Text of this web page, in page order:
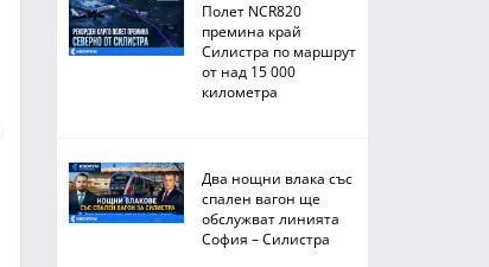
Полет NCR820
премина край
Силистра по маршрут
от над 15 000
километра
Два нощни влака със
спален вагон ще
обслужват линията
София – Силистра